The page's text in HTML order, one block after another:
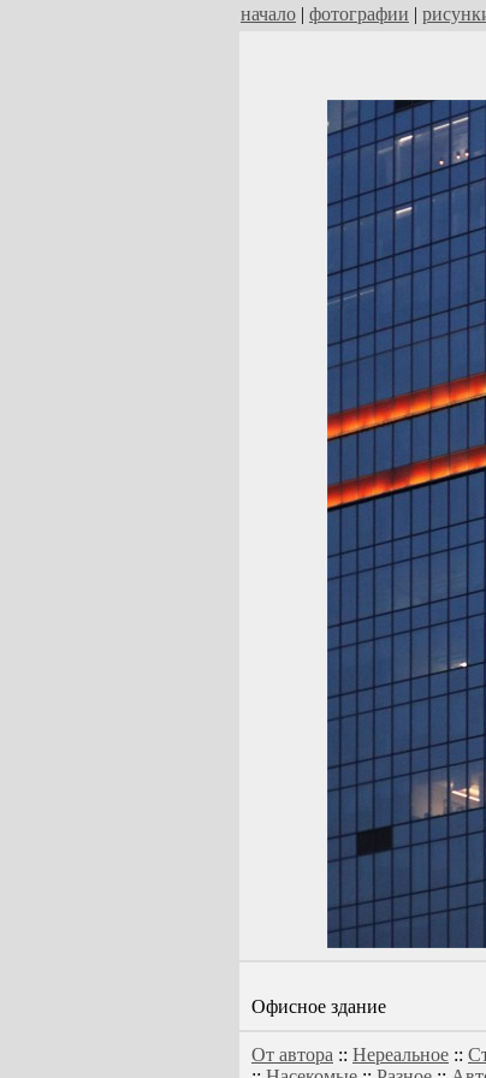
начало | фотографии |
Офисное здание
От автора :: Нереальное ::